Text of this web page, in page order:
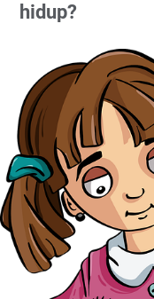
hidup?